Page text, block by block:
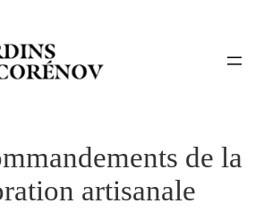
de la
artisanale